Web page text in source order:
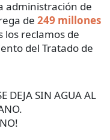
administración de
de 249 millones
los reclamos de
del Tratado de
DEJA SIN AGUA AL